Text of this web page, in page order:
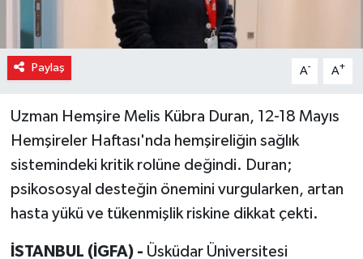
Paylaş A- A+
Uzman Hemşire Melis Kübra Duran, 12-18 Mayıs
Hemşireler Haftası'nda hemşireliğin sağlık
sistemindeki kritik rolüne değindi. Duran;
psikososyal desteğin önemini vurgularken, artan
hasta yükü ve tükenmişlik riskine dikkat çekti.
İSTANBUL (İGFA) - Üsküdar Üniversitesi